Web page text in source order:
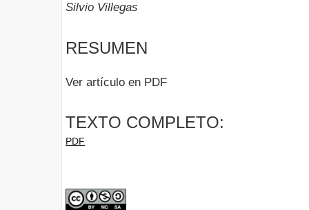
Silvio Villegas
RESUMEN
Ver artículo en PDF
TEXTO COMPLETO:
PDF